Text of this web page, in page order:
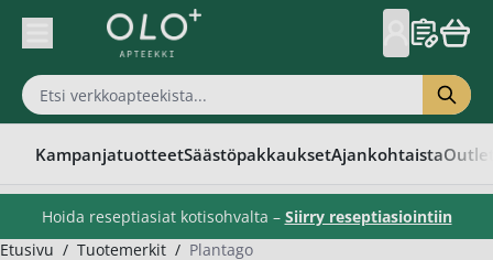
Skip to Content
KampanjatuotteetSäästöpakkauksetAjankohtaista
Hoida reseptiasiat kotisohvalta – Siirry reseptiasiointiin
Etusivu / Tuotemerkit / Plantago